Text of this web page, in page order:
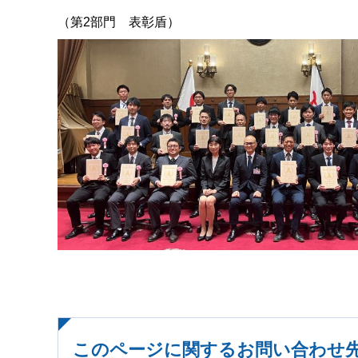
（第2部門 表彰盾）
このページに関するお問い合わせ